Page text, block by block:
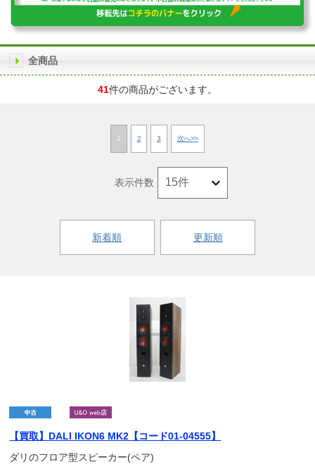
全商品
41件の商品がございます。
1 2 3 次へ>>
新着順 更新順
表示件数
【買取】DALI IKON6 MK2【コード01-04555】
ダリのフロア型スピーカー(ペア)